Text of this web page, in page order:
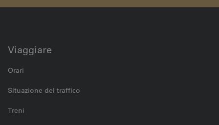
Viaggiare
Orari
Situazione del traffico
Treni